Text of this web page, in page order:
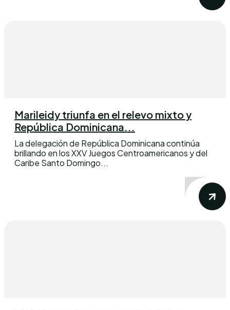
Marileidy triunfa en el relevo mixto y
República Dominicana...
La delegación de República Dominicana continúa
brillando en los XXV Juegos Centroamericanos y del
Caribe Santo Domingo...